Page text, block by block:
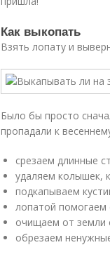
Как выкопать
Взять лопату и
Было бы просто
пропадали к
срезаем длинные
удаляем колышек,
подкапываем
лопатой помогаем
очищаем от земли
обрезаем